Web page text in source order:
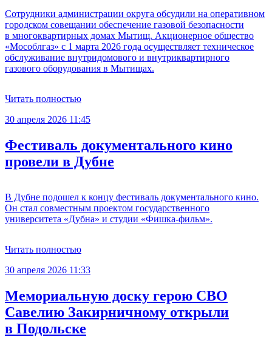
Сотрудники администрации округа обсудили на оперативном
городском совещании обеспечение газовой безопасности
в многоквартирных домах Мытищ. Акционерное общество
«Мособлгаз» с 1 марта 2026 года осуществляет техническое
обслуживание внутридомового и внутриквартирного
газового оборудования в Мытищах.
Читать полностью
30 апреля 2026 11:45
Фестиваль документального кино
провели в Дубне
В Дубне подошел к концу фестиваль документального кино.
Он стал совместным проектом государственного
университета «Дубна» и студии «Фишка-фильм».
Читать полностью
30 апреля 2026 11:33
Мемориальную доску герою СВО
Савелию Закирничному открыли
в Подольске